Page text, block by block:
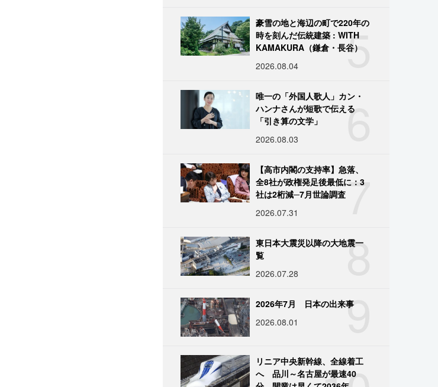
5
豪雪の地と海辺の町で220年の
時を刻んだ伝統建築 : WITH
KAMAKURA（鎌倉・長谷）
2026.08.04
6
唯一の「外国人歌人」カン・
ハンナさんが短歌で伝える
「引き算の文学」
2026.08.03
7
【高市内閣の支持率】急落、
全8社が政権発足後最低に：3
社は2桁減─7月世論調査
2026.07.31
8
東日本大震災以降の大地震一
覧
2026.07.28
9
2026年7月 日本の出来事
2026.08.01
リニア中央新幹線、全線着工
へ 品川～名古屋が最速40